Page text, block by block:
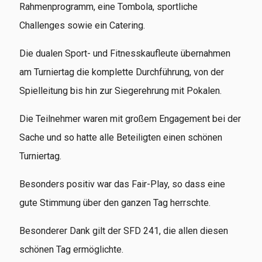
Rahmenprogramm, eine Tombola, sportliche
Challenges sowie ein Catering.
Die dualen Sport- und Fitnesskaufleute übernahmen
am Turniertag die komplette Durchführung, von der
Spielleitung bis hin zur Siegerehrung mit Pokalen.
Die Teilnehmer waren mit großem Engagement bei der
Sache und so hatte alle Beteiligten einen schönen
Turniertag.
Besonders positiv war das Fair-Play, so dass eine
gute Stimmung über den ganzen Tag herrschte.
Besonderer Dank gilt der SFD 241, die allen diesen
schönen Tag ermöglichte.